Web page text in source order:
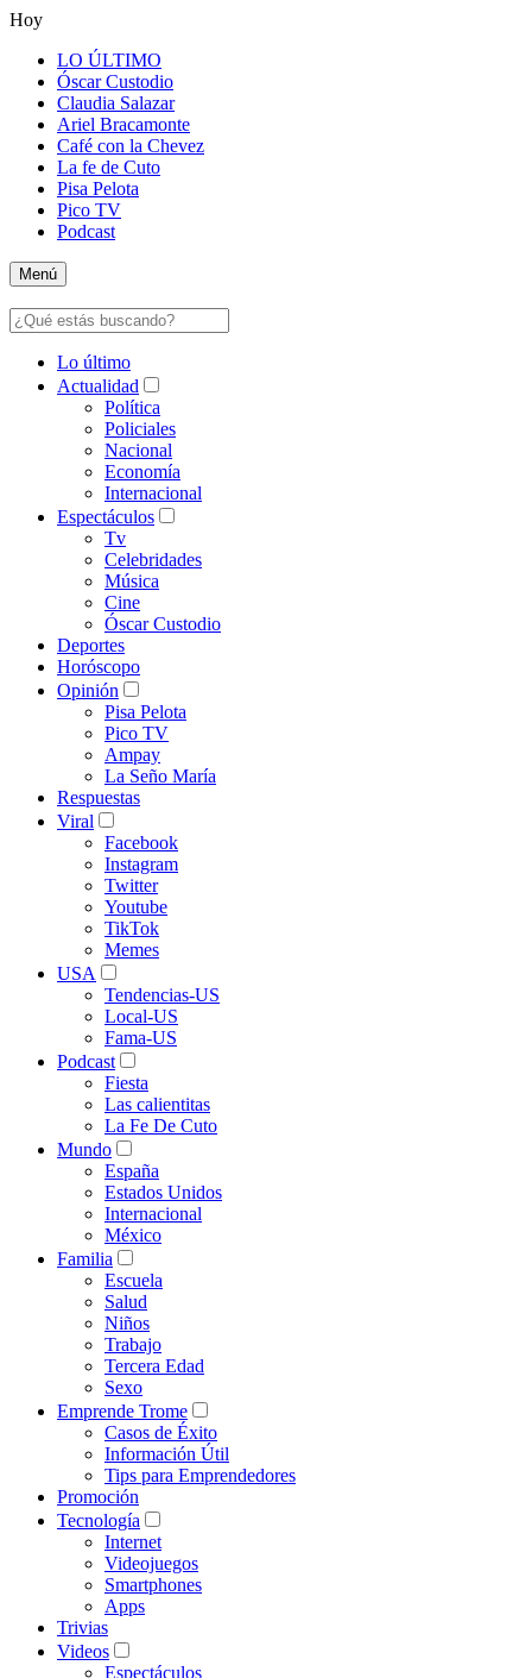
Hoy
LO ÚLTIMO
Óscar Custodio
Claudia Salazar
Ariel Bracamonte
Café con la Chevez
La fe de Cuto
Pisa Pelota
Pico TV
Podcast
Menú
Lo último
Actualidad
Política
Policiales
Nacional
Economía
Internacional
Espectáculos
Tv
Celebridades
Música
Cine
Óscar Custodio
Deportes
Horóscopo
Opinión
Pisa Pelota
Pico TV
Ampay
La Seño María
Respuestas
Viral
Facebook
Instagram
Twitter
Youtube
TikTok
Memes
USA
Tendencias-US
Local-US
Fama-US
Podcast
Fiesta
Las calientitas
La Fe De Cuto
Mundo
España
Estados Unidos
Internacional
México
Familia
Escuela
Salud
Niños
Trabajo
Tercera Edad
Sexo
Emprende Trome
Casos de Éxito
Información Útil
Tips para Emprendedores
Promoción
Tecnología
Internet
Videojuegos
Smartphones
Apps
Trivias
Videos
Espectáculos